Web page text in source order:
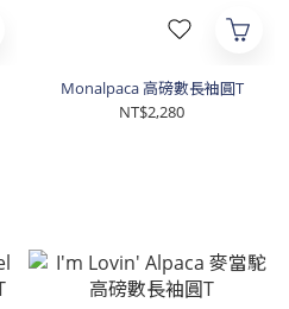
Monalpaca 高磅數長袖圓T
NT$2,280